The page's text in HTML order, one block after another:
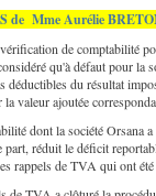
de Mme Aurélie
de comptabilité
qu'à défaut pour la
déductibles du résultat
valeur ajoutée
dont la société Orsana
réduit le déficit
rappels de TVA qui ont